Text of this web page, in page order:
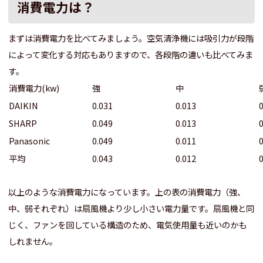
消費電力は？
まずは消費電力を比べてみましょう。空気清浄機には吸引力が段階
によって変化する対応もありますので、各段階の違いも比べてみま
す。
消費電力(kw)
強 中
DAIKIN
0.031 0.013
SHARP
0.049 0.013
Panasonic
0.049 0.011
平均
0.043 0.012
以上のような消費電力になっています。上の表の消費電力（強、
中、弱それぞれ）は扇風機より少し小さい電力量です。扇風機と同
じく、ファンを回している構造のため、電気使用量も近いのかも
しれません。